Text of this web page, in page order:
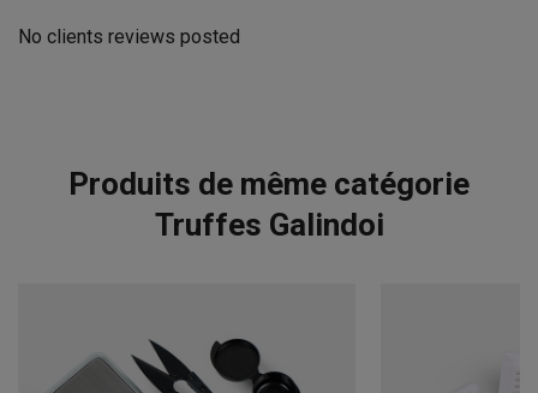
No clients reviews posted
Produits de même catégorie
Truffes Galindoi